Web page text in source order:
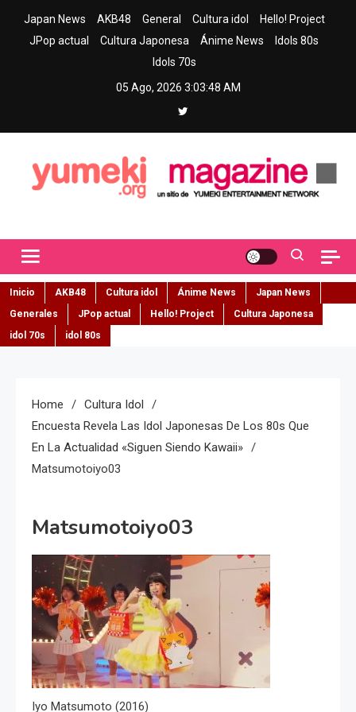
Japan News AKB48 General Cultura idol
Hello! Project
JPop actual
Cultura Japonesa Ánime News
Idols 80s
Idols 70s
05 Ago, 2026 3:03:49 AM
Inicio AKB48 Cultura idol Ánime News
Japan News
Generales
JPop actual Hello! Project
Cultura Japonesa
idol 70s
idol 80s
Home
Cultura Idol
Encuesta Revela Las Idol Japonesas De Los 80s Que
En La Actualidad «siguen Siendo Kawaii»
Matsumotoiyo03
Matsumotoiyo03
Iyo Matsumoto (2016)